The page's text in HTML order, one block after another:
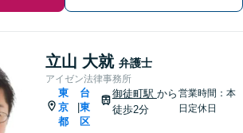
立山 大就 弁護士
アイゼン法律事務所
東
京
都
|
台
東
区
御徒町駅 から
徒歩2分
営業時間：本
日定休日